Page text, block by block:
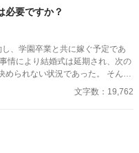
必要ですか？
、学園卒業と共に嫁ぐ予定であ
情により結婚式は延期され、次の
められない状況であった。 そんな
ッヒは、護衛対象である第三王女
ない。 月1回の婚約者同士のお
文字数：19,762